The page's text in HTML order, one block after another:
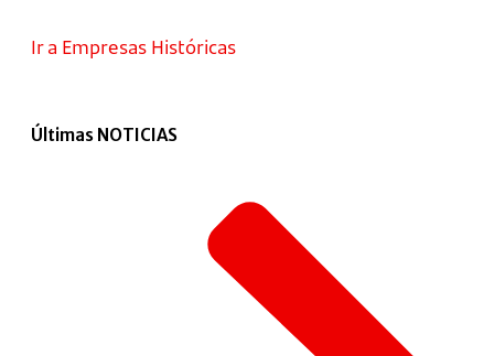
Ir a Empresas Históricas
Últimas NOTICIAS